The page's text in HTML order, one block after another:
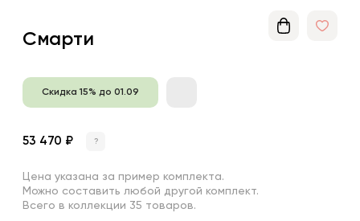
Смарти
Скидка 15% до 01.09
53 470 ₽ ?
Цена указана за пример комплекта.
Можно составить любой другой комплект.
Всего в коллекции 35 товаров.